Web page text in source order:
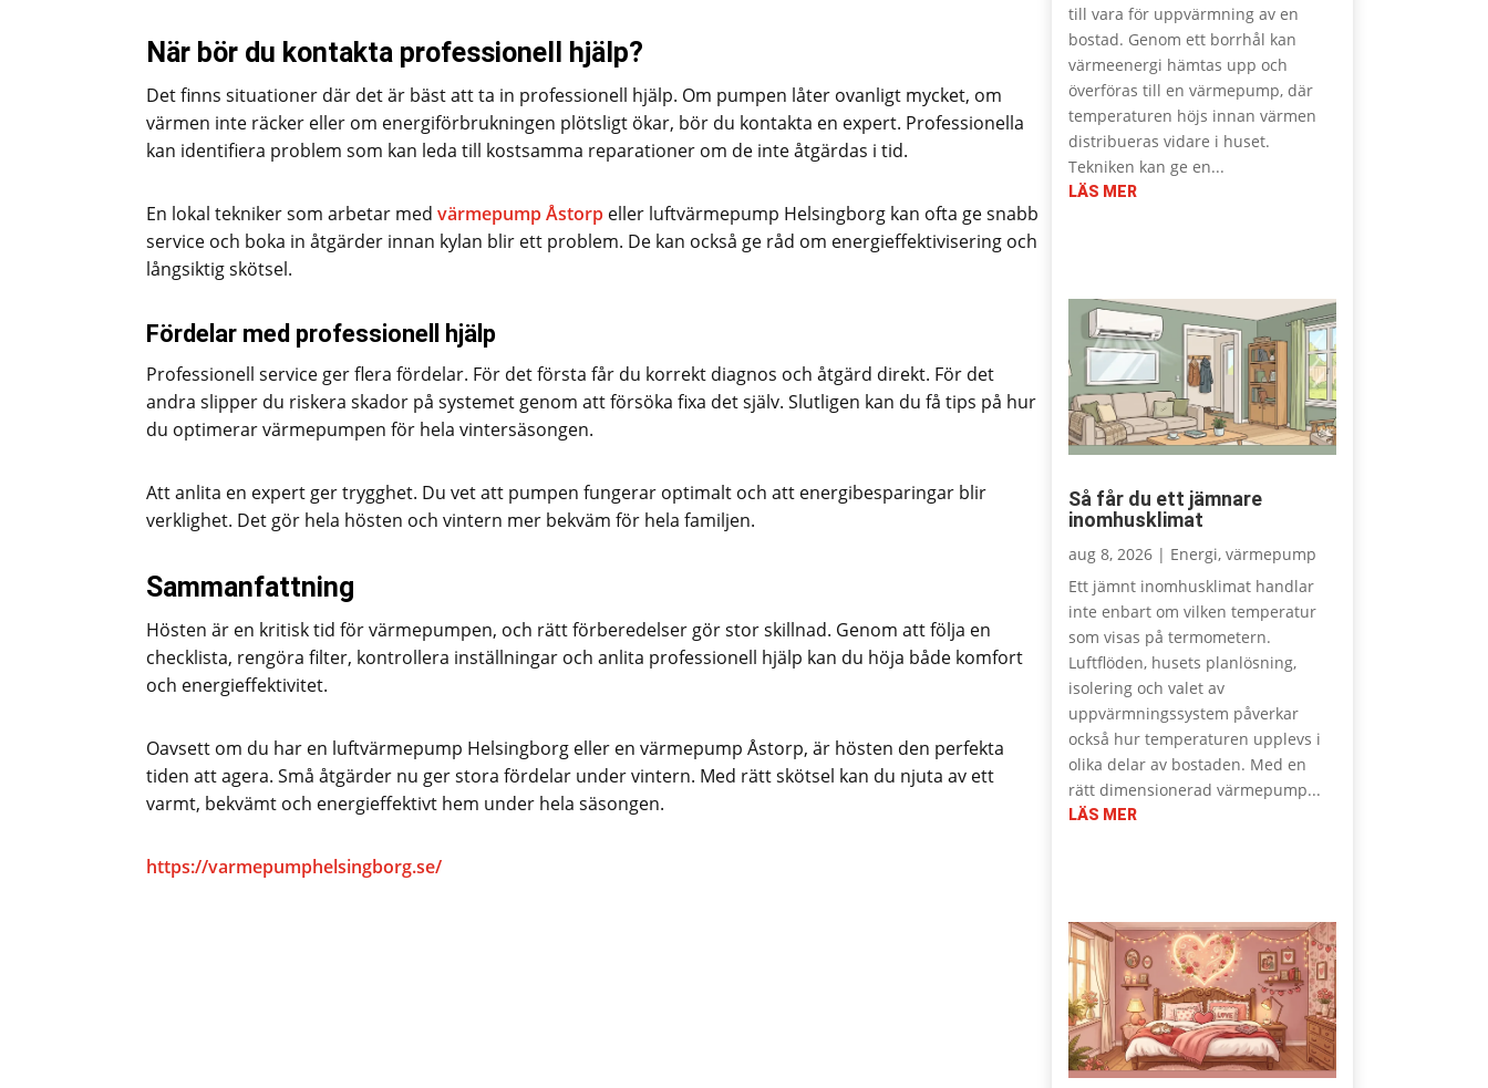
När bör du kontakta professionell hjälp?
Det finns situationer där det är bäst att ta in professionell hjälp. Om pumpen låter ovanligt mycket, om
värmen inte räcker eller om energiförbrukningen plötsligt ökar, bör du kontakta en expert. Professionella
kan identifiera problem som kan leda till kostsamma reparationer om de inte åtgärdas i tid.
En lokal tekniker som arbetar med värmepump Åstorp eller luftvärmepump Helsingborg kan ofta ge snabb
service och boka in åtgärder innan kylan blir ett problem. De kan också ge råd om energieffektivisering och
långsiktig skötsel.
Fördelar med professionell hjälp
Professionell service ger flera fördelar. För det första får du korrekt diagnos och åtgärd direkt. För det
andra slipper du riskera skador på systemet genom att försöka fixa det själv. Slutligen kan du få tips på hur
du optimerar värmepumpen för hela vintersäsongen.
Att anlita en expert ger trygghet. Du vet att pumpen fungerar optimalt och att energibesparingar blir
verklighet. Det gör hela hösten och vintern mer bekväm för hela familjen.
Sammanfattning
Hösten är en kritisk tid för värmepumpen, och rätt förberedelser gör stor skillnad. Genom att följa en
checklista, rengöra filter, kontrollera inställningar och anlita professionell hjälp kan du höja både komfort
och energieffektivitet.
Oavsett om du har en luftvärmepump Helsingborg eller en värmepump Åstorp, är hösten den perfekta
tiden att agera. Små åtgärder nu ger stora fördelar under vintern. Med rätt skötsel kan du njuta av ett
varmt, bekvämt och energieffektivt hem under hela säsongen.
https://varmepumphelsingborg.se/
till vara för uppvärmning av en
bostad. Genom ett borrhål kan
värmeenergi hämtas upp och
överföras till en värmepump, där
temperaturen höjs innan värmen
distribueras vidare i huset.
Tekniken kan ge en...
LÄS MER
Så får du ett jämnare
inomhusklimat
aug 8, 2026| Energi, värmepump
Ett jämnt inomhusklimat handlar
inte enbart om vilken temperatur
som visas på termometern.
Luftflöden, husets planlösning,
isolering och valet av
uppvärmningssystem påverkar
också hur temperaturen upplevs i
olika delar av bostaden. Med en
rätt dimensionerad värmepump...
LÄS MER